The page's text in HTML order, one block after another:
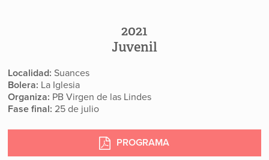
2021
Juvenil
Localidad: Suances
Bolera: La Iglesia
Organiza: PB Virgen de las Lindes
Fase final: 25 de julio
PROGRAMA